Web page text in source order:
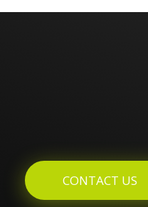
CONTACT US